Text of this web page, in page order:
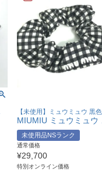
【未使用】ミュウミュウ 黒色
未使用品NSランク
通常価格
¥29,700
特別オンライン価格